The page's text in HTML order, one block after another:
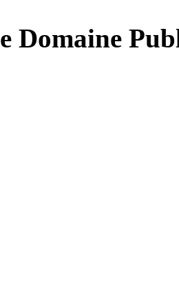
Domaine